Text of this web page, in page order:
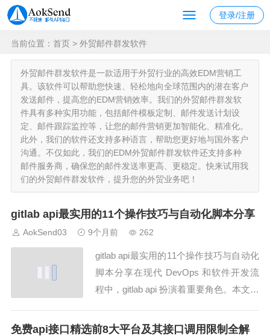
登录/注册
当前位置： 首页 > 外贸邮件群发软件
外贸邮件群发软件是一款适用于外贸行业的高效EDM营销工
具。该软件可以帮助您快速、轻松地向全球范围内的潜在客户
发送邮件，提高您的EDM营销效率。我们的外贸邮件群发软
件具有多种实用功能，包括邮件模板定制、邮件发送计划设
定、邮件跟踪监控等，让您的邮件营销更加智能化、精准化。
此外，我们的软件还支持多种语言，帮助您更好地与国外客户
沟通。不仅如此，我们的EDM外贸邮件群发软件还支持多种
邮件服务商，确保您的邮件发送率更高、更稳定。快来试用我
们的外贸邮件群发软件，提升您的外贸业务吧！
gitlab api最实用的11个操作技巧与自动化脚本分享
AokSend03 9个月前 262
gitlab api最实用的11个操作技巧与自动化
脚本分享在现代 DevOps 和软件开发流
程中，gitlab api 扮演着重要角色。本文将
自动化脚本，同时结合 AokSend 平台的
免费api接口精选前8大平台及其接口调用限制全解